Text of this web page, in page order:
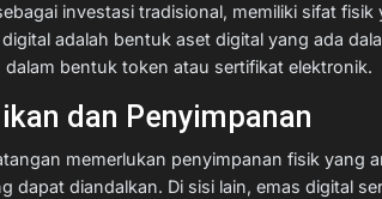
investasi tradisional, memiliki sifat
adalah bentuk aset digital yang ada
dalam bentuk token atau sertifikat elektronik.
dan Penyimpanan
memerlukan penyimpanan fisik yang
dapat diandalkan. Di sisi lain, emas digital